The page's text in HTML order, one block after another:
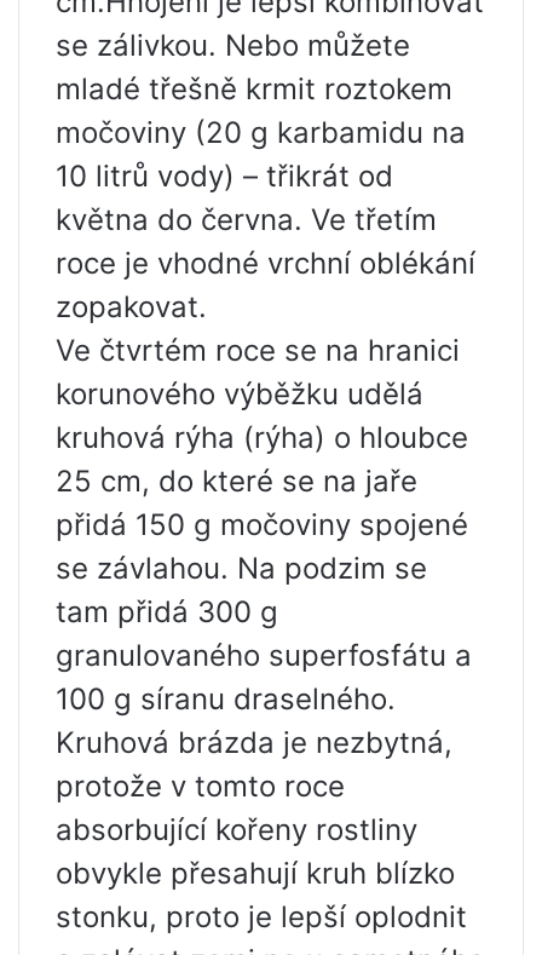
se zálivkou. Nebo můžete
mladé třešně krmit roztokem
močoviny (20 g karbamidu na
10 litrů vody) – třikrát od
května do června. Ve třetím
roce je vhodné vrchní oblékání
zopakovat.
Ve čtvrtém roce se na hranici
korunového výběžku udělá
kruhová rýha (rýha) o hloubce
25 cm, do které se na jaře
přidá 150 g močoviny spojené
se závlahou. Na podzim se
tam přidá 300 g
granulovaného superfosfátu a
100 g síranu draselného.
Kruhová brázda je nezbytná,
protože v tomto roce
absorbující kořeny rostliny
obvykle přesahují kruh blízko
stonku, proto je lepší oplodnit